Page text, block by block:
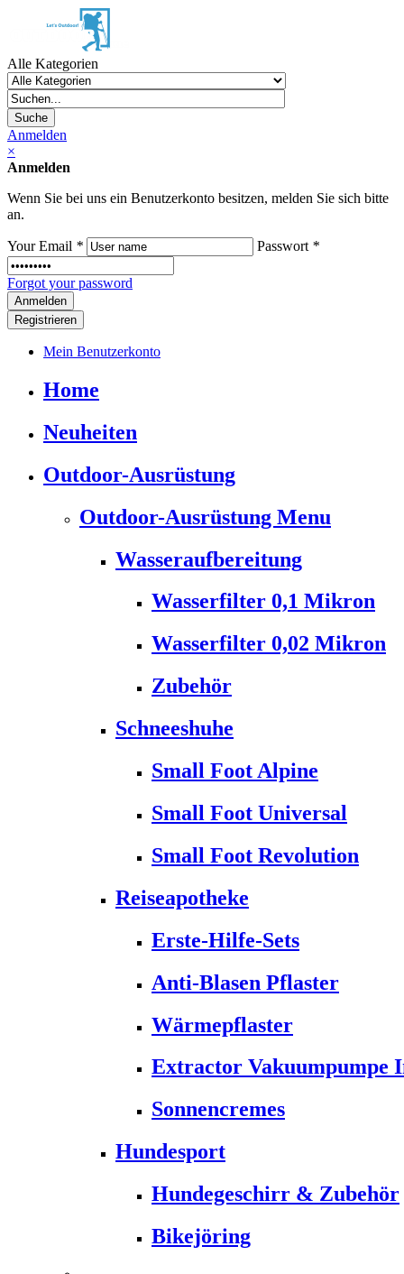
Alle Kategorien
Suche
Anmelden
×
Anmelden
Wenn Sie bei uns ein Benutzerkonto besitzen, melden Sie sich bitte
an.
Your Email * Passwort *
Forgot your password
Registrieren
Mein Benutzerkonto
Home
Neuheiten
Outdoor-Ausrüstung
Outdoor-Ausrüstung Menu
Wasseraufbereitung
Wasserfilter 0,1 Mikron
Wasserfilter 0,02 Mikron
Zubehör
Schneeshuhe
Small Foot Alpine
Small Foot Universal
Small Foot Revolution
Reiseapotheke
Erste-Hilfe-Sets
Anti-Blasen Pflaster
Wärmepflaster
Extractor Vakuumpumpe
Sonnencremes
Hundesport
Hundegeschirr & Zubehör
Bikejöring